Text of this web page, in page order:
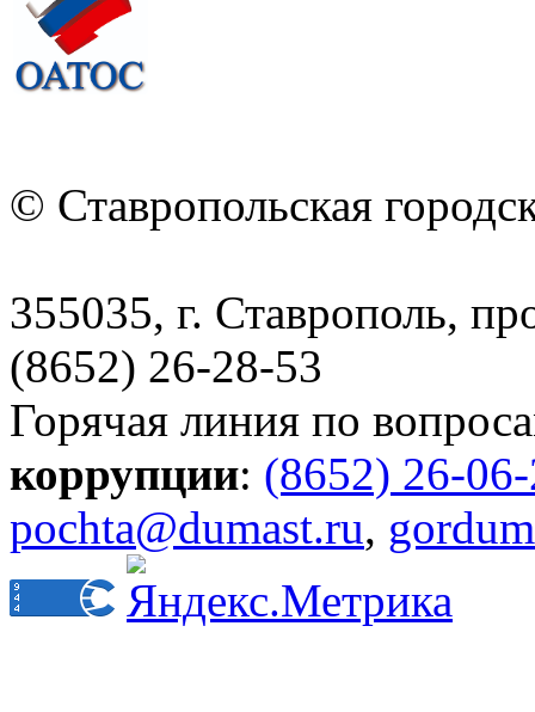
© Ставропольская
355035, г. Ставрополь,
(8652) 26-28-53
Горячая линия по
коррупции: (8652) 26-
pochta@dumast.ru,